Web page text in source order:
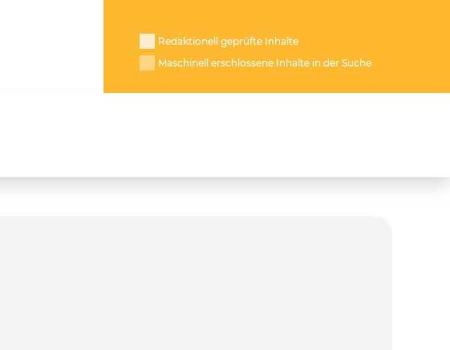
Redaktionell geprüfte Inhalte
Maschinell erschlossene Inhalte in der Suche